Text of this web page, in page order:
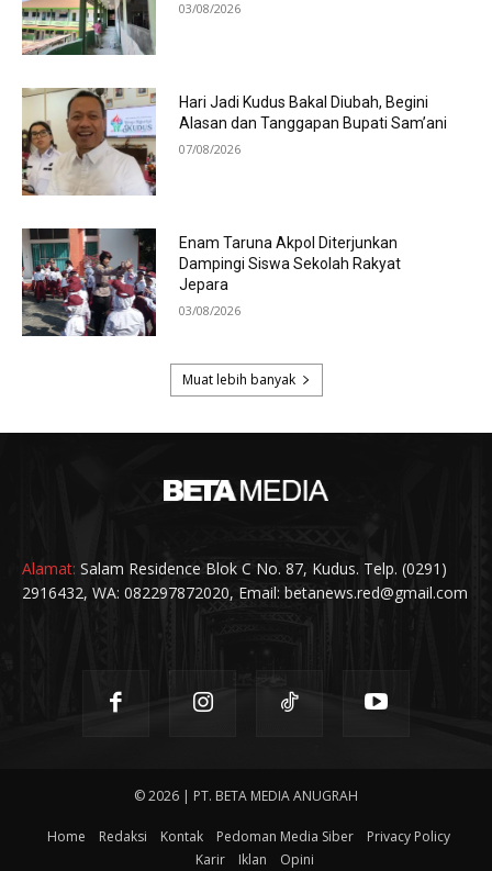
Alamat: Salam Residence Blok C No. 87, Kudus. Telp. (0291)
2916432, WA: 082297872020, Email: betanews.red@gmail.com
© 2026 | PT. BETA MEDIA ANUGRAH
Home Redaksi Kontak Pedoman Media Siber
Privacy Policy
Karir
Iklan Opini